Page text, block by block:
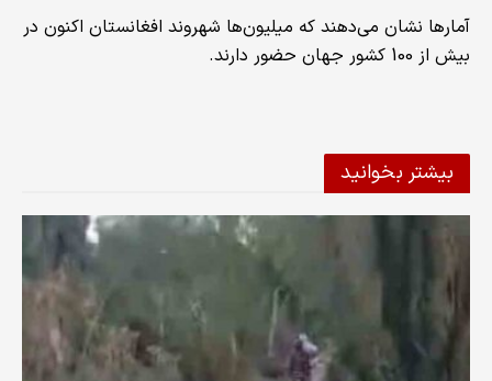
آمارها نشان می‌دهند که میلیون‌ها شهروند افغانستان اکنون در
بیش از 100 کشور جهان حضور دارند.
بیشتر بخوانید